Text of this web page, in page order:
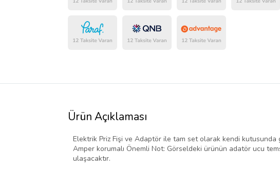
Ürün Açıklaması
Elektrik Priz Fişi ve Adaptör ile tam set olarak kendi kutusunda
Amper korumalı Önemli Not: Görseldeki ürünün adatör ucu
ulaşacaktır.